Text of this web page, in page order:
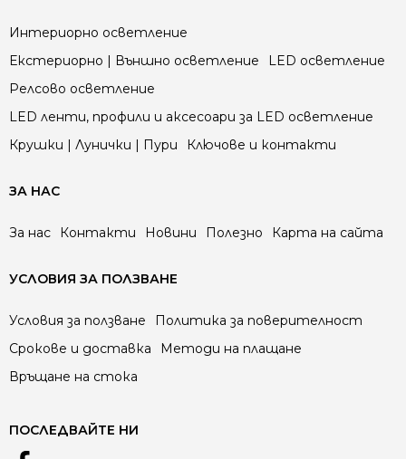
Интериорно осветление
Екстериорно | Външно осветление
LED осветление
Релсово осветление
LED ленти, профили и аксесоари за LED осветление
Крушки | Лунички | Пури
Ключове и контакти
ЗА НАС
За нас Контакти Новини Полезно Карта на сайта
УСЛОВИЯ ЗА ПОЛЗВАНЕ
Условия за ползване
Политика за поверителност
Срокове и доставка
Методи на плащане
Връщане на стока
ПОСЛЕДВАЙТЕ НИ